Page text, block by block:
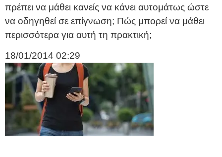
πρέπει να μάθει κανείς να κάνει αυτομάτως ώστε
να οδηγηθεί σε επίγνωση; Πώς μπορεί να μάθει
περισσότερα για αυτή τη πρακτική;
18/01/2014 02:29